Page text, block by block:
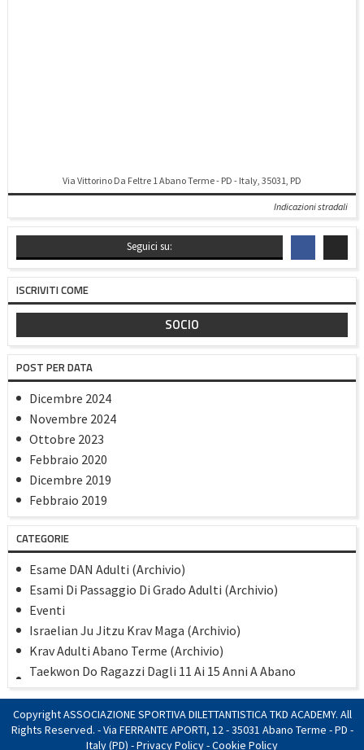
Via Vittorino Da Feltre 1 Abano Terme - PD - Italy, 35031, PD
Indicazioni stradali
Seguici su:
ISCRIVITI COME
SOCIO
POST PER DATA
Dicembre 2024
Novembre 2024
Ottobre 2023
Febbraio 2020
Dicembre 2019
Febbraio 2019
Gennaio 2019
Dicembre 2018
Settembre 2018
Maggio 2018
Aprile 2018
Marzo 2018
Gennaio 2018
Novembre 2017
Agosto 2017
Luglio 2017
Giugno 2017
Marzo 2017
CATEGORIE
Esame DAN Adulti (Archivio)
Esami Di Passaggio Di Grado Adulti (Archivio)
Eventi
Israelian Ju Jitzu Krav Maga (Archivio)
Krav Adulti Abano Terme (Archivio)
Taekwon Do Ragazzi Dagli 11 Ai 15 Anni A Abano
(Archivio)
TaekwonDo Adulti Dai 16 Anni In Poi 23/24 (Archivio)
TaekwonDo/Kick Boxing Bambini Dai 6 Ai 10 Anni 23/24
Copyright ASSOCIAZIONE SPORTIVA DILETTANTISTICA TKD ACADEMY. All
Rights Reserved. - Via FERRANTE APORTI, 12 - 35031 Abano Terme - PD -
Italy (PD) -Privacy Policy-Cookie Policy